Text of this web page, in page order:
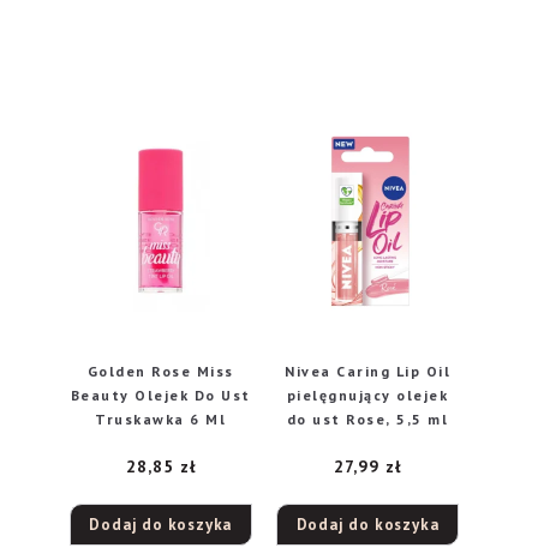
Golden Rose Miss
Beauty Olejek Do Ust
Truskawka 6 Ml
28,85 zł
Dodaj do koszyka
Nivea Caring Lip Oil
pielęgnujący olejek
do ust Rose, 5,5 ml
27,99 zł
Dodaj do koszyka